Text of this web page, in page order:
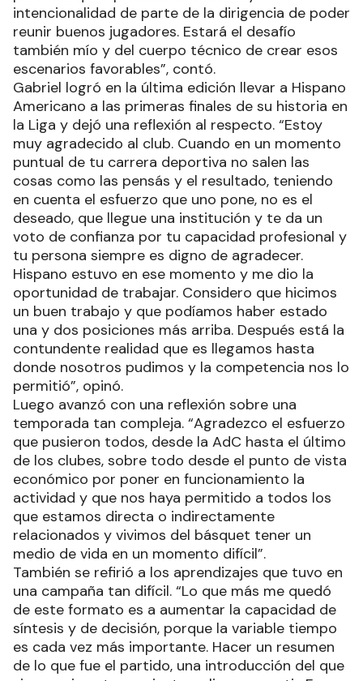
intencionalidad de parte de la dirigencia de poder
reunir buenos jugadores. Estará el desafío
también mío y del cuerpo técnico de crear esos
escenarios favorables”, contó.
Gabriel logró en la última edición llevar a Hispano
Americano a las primeras finales de su historia en
la Liga y dejó una reflexión al respecto. “Estoy
muy agradecido al club. Cuando en un momento
puntual de tu carrera deportiva no salen las
cosas como las pensás y el resultado, teniendo
en cuenta el esfuerzo que uno pone, no es el
deseado, que llegue una institución y te da un
voto de confianza por tu capacidad profesional y
tu persona siempre es digno de agradecer.
Hispano estuvo en ese momento y me dio la
oportunidad de trabajar. Considero que hicimos
un buen trabajo y que podíamos haber estado
una y dos posiciones más arriba. Después está la
contundente realidad que es llegamos hasta
donde nosotros pudimos y la competencia nos lo
permitió”, opinó.
Luego avanzó con una reflexión sobre una
temporada tan compleja. “Agradezco el esfuerzo
que pusieron todos, desde la AdC hasta el último
de los clubes, sobre todo desde el punto de vista
económico por poner en funcionamiento la
actividad y que nos haya permitido a todos los
que estamos directa o indirectamente
relacionados y vivimos del básquet tener un
medio de vida en un momento difícil”.
También se refirió a los aprendizajes que tuvo en
una campaña tan difícil. “Lo que más me quedó
de este formato es a aumentar la capacidad de
síntesis y de decisión, porque la variable tiempo
es cada vez más importante. Hacer un resumen
de lo que fue el partido, una introducción del que